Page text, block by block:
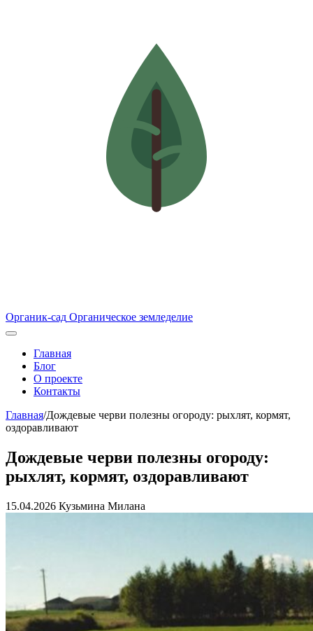
Органик-сад Органическое земледелие
Главная
Блог
О проекте
Контакты
Главная/Дождевые черви полезны огороду: рыхлят, кормят,
оздоравливают
Дождевые черви полезны огороду:
рыхлят, кормят, оздоравливают
15.04.2026 Кузьмина Милана